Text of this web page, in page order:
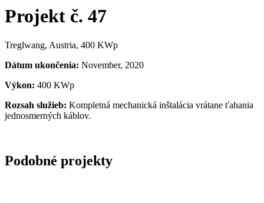
Projekt č. 47
Treglwang, Austria, 400 KWp
Dátum ukončenia: November, 2020
Výkon: 400 KWp
Rozsah služieb: Kompletná mechanická inštalácia vrátane ťahania
jednosmerných káblov.
Podobné projekty